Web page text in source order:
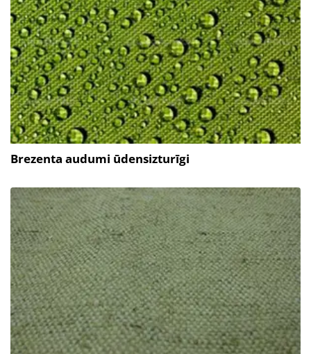
Brezenta audumi ūdensizturīgi